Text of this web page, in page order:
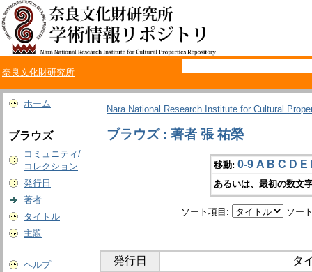
奈良文化財研究所
ホーム
ブラウズ
コミュニティ/
コレクション
発行日
著者
タイトル
主題
ヘルプ
Nara National Research Institute for Cultural
ブラウズ : 著者 張 祐榮
移動: 0-9 A B C D E
あるいは、最初の数文
ソート項目: ソー
発行日 タ